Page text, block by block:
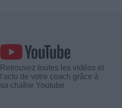
Retrouvez toutes les vidéos et
l'actu de votre coach grâce à
sa chaîne Youtube